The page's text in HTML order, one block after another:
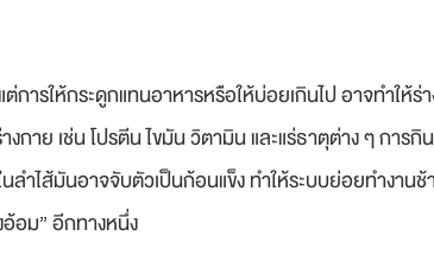
การให้กระดูกแทนอาหารหรือให้บ่อยเกินไป อาจทำให้
าย เช่น โปรตีน ไขมัน วิตามิน และแร่ธาตุต่าง ๆ การ
นลำไส้มันอาจจับตัวเป็นก้อนแข็ง ทำให้ระบบย่อยทำงา
อม” อีกทางหนึ่ง